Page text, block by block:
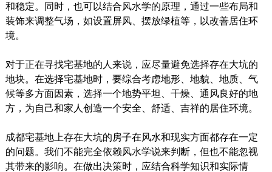
和稳定。同时，也可以结合风水学的原理，通过一些布局和
装饰来调整气场，如设置屏风、摆放绿植等，以改善居住环
境。
对于正在寻找宅基地的人来说，应尽量避免选择存在大坑的
地块。在选择宅基地时，要综合考虑地形、地貌、地质、气
候等多方面因素，选择一个地势平坦、干燥、通风良好的地
方，为自己和家人创造一个安全、舒适、吉祥的居住环境。
成都宅基地上存在大坑的房子在风水和现实方面都存在一定
的问题。我们不能完全依赖风水学说来判断，但也不能忽视
其带来的影响。在做出决策时，应结合科学知识和实际情